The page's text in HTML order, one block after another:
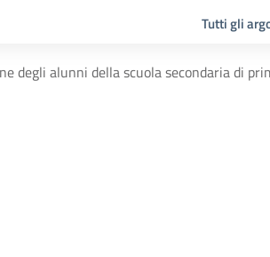
Tutti gli
degli alunni della scuola secondaria di